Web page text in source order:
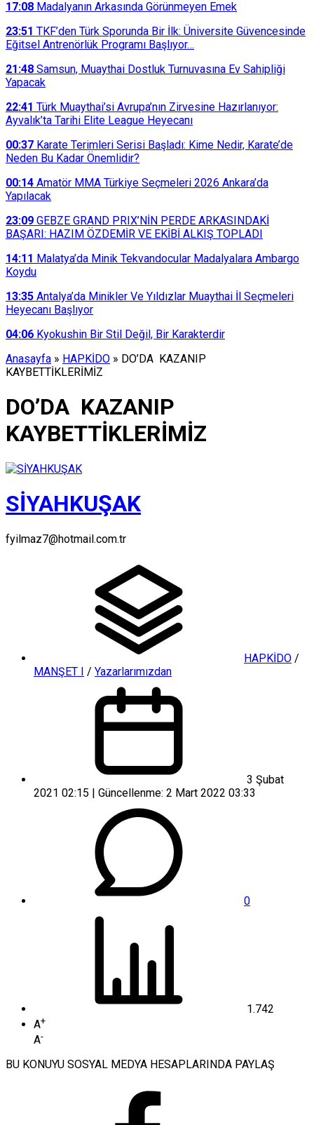
17:08 Madalyanın Arkasında Görünmeyen Emek
23:51 TKF’den Türk Sporunda Bir İlk: Üniversite Güvencesinde
Eğitsel Antrenörlük Programı Başlıyor…
21:48 Samsun, Muaythai Dostluk Turnuvasına Ev Sahipliği
Yapacak
22:41 Türk Muaythai’si Avrupa’nın Zirvesine Hazırlanıyor:
Ayvalık’ta Tarihi Elite League Heyecanı
00:37 Karate Terimleri Serisi Başladı: Kime Nedir, Karate’de
Neden Bu Kadar Önemlidir?
00:14 Amatör MMA Türkiye Seçmeleri 2026 Ankara’da
Yapılacak
23:09 GEBZE GRAND PRIX’NİN PERDE ARKASINDAKİ
BAŞARI: HAZIM ÖZDEMİR VE EKİBİ ALKIŞ TOPLADI
14:11 Malatya’da Minik Tekvandocular Madalyalara Ambargo
Koydu
13:35 Antalya’da Minikler Ve Yıldızlar Muaythai İl Seçmeleri
Heyecanı Başlıyor
04:06 Kyokushin Bir Stil Değil, Bir Karakterdir
Anasayfa » HAPKİDO » DO’DA KAZANIP
KAYBETTİKLERİMİZ
DO’DA KAZANIP
KAYBETTİKLERİMİZ
SİYAHKUŞAK
fyilmaz7@hotmail.com.tr
HAPKİDO /
MANŞET I / Yazarlarımızdan
3 Şubat
2021 02:15 | Güncellenme: 2 Mart 2022 03:33
0
1.742
A+
A-
BU KONUYU SOSYAL MEDYA HESAPLARINDA PAYLAŞ